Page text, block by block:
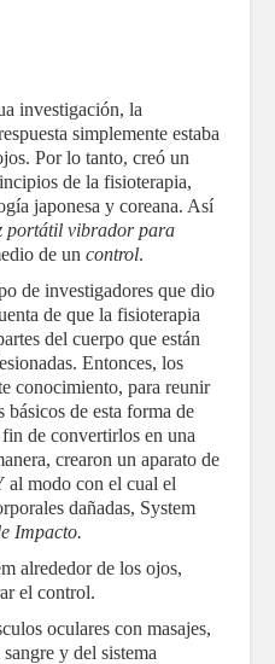
investigación, la
simplemente estaba
Por lo tanto, creó un
de la fisioterapia,
japonesa y coreana. Así
portátil vibrador para
de un control.
de investigadores que dio
de que la fisioterapia
del cuerpo que están
Entonces, los
conocimiento, para reunir
de esta forma de
de convertirlos en una
crearon un aparato de
al modo con el cual el
dañadas, System
Impacto.
alrededor de los ojos,
el control.
oculares con masajes,
y del sistema